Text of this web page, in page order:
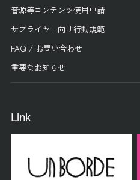
音源等コンテンツ使用申請
サプライヤー向け行動規範
FAQ / お問い合わせ
重要なお知らせ
Link